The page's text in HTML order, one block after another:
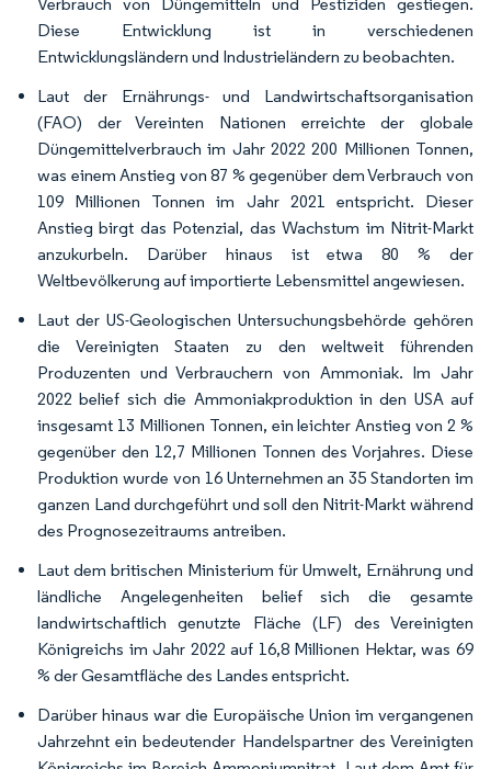
Diese Entwicklung ist in verschiedenen
Entwicklungsländern und Industrieländern zu beobachten.
Laut der Ernährungs- und Landwirtschaftsorganisation
(FAO) der Vereinten Nationen erreichte der globale
Düngemittelverbrauch im Jahr 2022 200 Millionen Tonnen,
was einem Anstieg von 87 % gegenüber dem Verbrauch von
109 Millionen Tonnen im Jahr 2021 entspricht. Dieser
Anstieg birgt das Potenzial, das Wachstum im Nitrit-Markt
anzukurbeln. Darüber hinaus ist etwa 80 % der
Weltbevölkerung auf importierte Lebensmittel angewiesen.
Laut der US-Geologischen Untersuchungsbehörde gehören
die Vereinigten Staaten zu den weltweit führenden
Produzenten und Verbrauchern von Ammoniak. Im Jahr
2022 belief sich die Ammoniakproduktion in den USA auf
insgesamt 13 Millionen Tonnen, ein leichter Anstieg von 2 %
gegenüber den 12,7 Millionen Tonnen des Vorjahres. Diese
Produktion wurde von 16 Unternehmen an 35 Standorten im
ganzen Land durchgeführt und soll den Nitrit-Markt während
des Prognosezeitraums antreiben.
Laut dem britischen Ministerium für Umwelt, Ernährung und
ländliche Angelegenheiten belief sich die gesamte
landwirtschaftlich genutzte Fläche (LF) des Vereinigten
Königreichs im Jahr 2022 auf 16,8 Millionen Hektar, was 69
% der Gesamtfläche des Landes entspricht.
Darüber hinaus war die Europäische Union im vergangenen
Jahrzehnt ein bedeutender Handelspartner des Vereinigten